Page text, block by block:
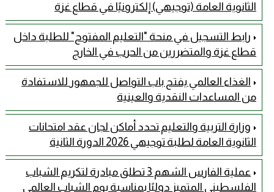
الثانوية العامة (توجيهي) إلكترونيًا في قطاع غزة
رابط التسجيل في منحة "التعليم المفتوح" للطلبة داخل
قطاع غزة والمتضررين من الحرب في الخارج
الغذاء العالمي يفتح باب التواصل للجمهور للاستفادة
من المساعدات النقدية والعينية
وزارة التربية والتعليم تحدد أماكن لجان عقد امتحانات
الثانوية العامة لطلبة توجيهي 2026 الدورة الثانية
عملية الفارس الشهم 3 تطلق مبادرة لتكريم الشباب
الفلسطيني المتميز دوليًا بمناسبة يوم الشباب العالمي